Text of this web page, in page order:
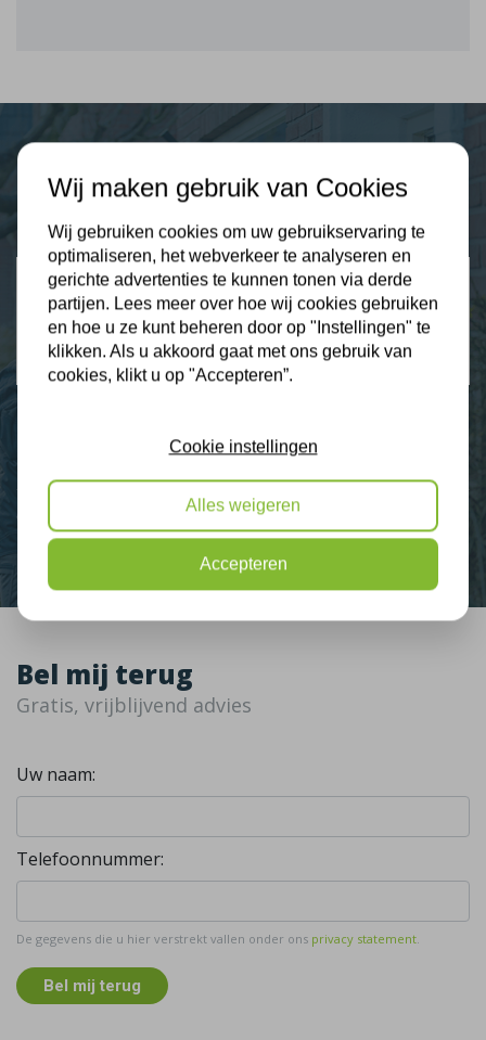
Plus Isolatie
Uw isolatie specialist
9,3
Klantbeoordelingen
2274 klanten beoordelen ons met een 9.3
Bel mij terug
Gratis, vrijblijvend advies
Uw naam:
Telefoonnummer:
De gegevens die u hier verstrekt vallen onder ons privacy statement.
Bel mij terug
Wij maken gebruik van Cookies
Wij gebruiken cookies om uw gebruikservaring te
optimaliseren, het webverkeer te analyseren en
gerichte advertenties te kunnen tonen via derde
partijen. Lees meer over hoe wij cookies gebruiken
en hoe u ze kunt beheren door op "Instellingen" te
klikken. Als u akkoord gaat met ons gebruik van
cookies, klikt u op "Accepteren”.
Cookie instellingen
Alles weigeren
Accepteren